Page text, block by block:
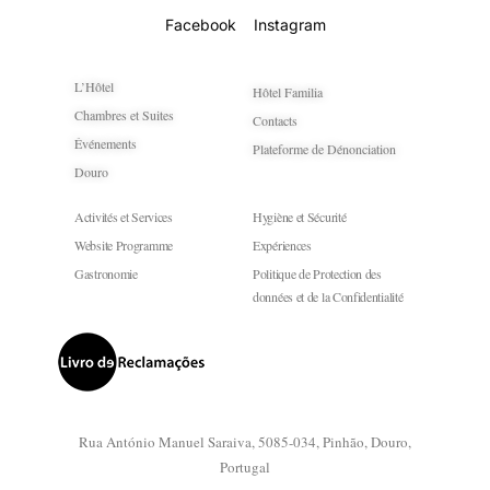
Facebook Instagram
L’Hôtel
Chambres et Suites
Événements
Douro
Hôtel Familia
Contacts
Plateforme de Dénonciation
Activités et Services
Website Programme
Gastronomie
Hygiène et Sécurité
Expériences
Politique de Protection des
données et de la Confidentialité
Rua António Manuel Saraiva, 5085-034, Pinhão, Douro,
Portugal